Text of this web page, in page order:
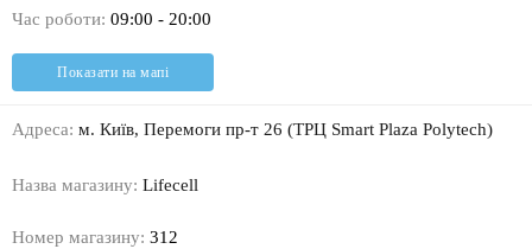
Час роботи: 09:00 - 20:00
Показати на мапі
Адреса: м. Київ, Перемоги пр-т 26 (ТРЦ Smart Plaza Polytech)
Назва магазину: Lifecell
Номер магазину: 312